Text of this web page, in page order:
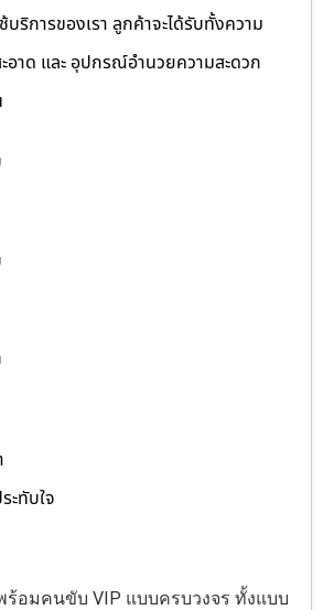
บริการของเรา ลูกค้าจะได้รับทั้งความ
อาด และ อุปกรณ์อำนวยความสะดวก
ะทับใจ
ร้อมคนขับ VIP แบบครบวงจร ทั้งแบบ